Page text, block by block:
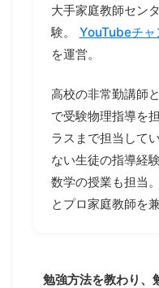
大手家庭教師セン
験。
YouTubeチャ
を運営。
高校の非常勤講師
で受験物理指導を
ラスまで担当して
ない生徒の指導経
数学の授業も担当
とプロ家庭教師を兼
勉強方法を教わり、